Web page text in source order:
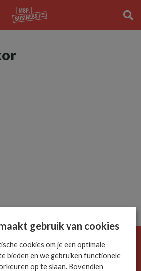
Mis niets.
Business nieuwsbrief.
gebruik van cookies
cookies om je een optimale
bieden en we gebruiken functionele
op te slaan. Bovendien